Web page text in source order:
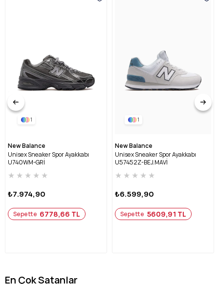
1
New Balance
Unisex Sneaker Spor Ayakkabı
U740WM-GRİ
★ ★ ★ ★ ★
₺7.974,90
Sepette 6778,66 TL
1
New Balance
Unisex Sneaker Spor Ayakkabı
U57452Z-BEJ.MAVİ
★ ★ ★ ★ ★
₺6.599,90
Sepette 5609,91 TL
En Çok Satanlar